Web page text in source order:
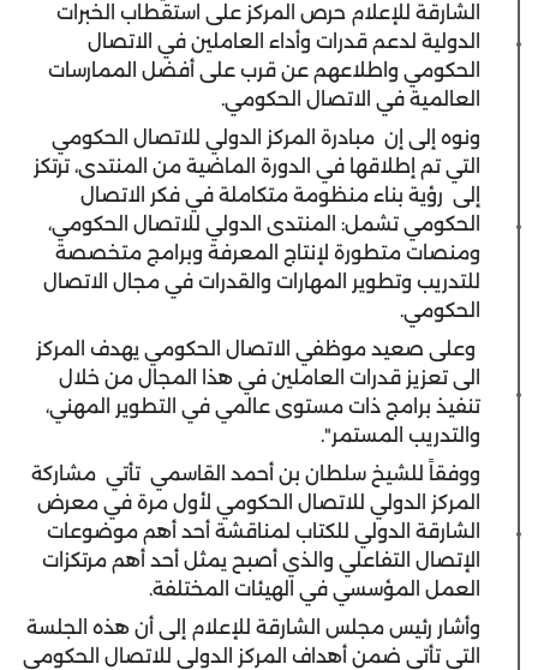
الشارقة للإعلام حرص المركز على استقطاب الخبرات
الدولية لدعم قدرات وأداء العاملين في الاتصال
الحكومي واطلاعهم عن قرب على أفضل الممارسات
العالمية في الاتصال الحكومي.
ونوه إلى إن مبادرة المركز الدولي للاتصال الحكومي
التي تم إطلاقها في الدورة الماضية من المنتدى، ترتكز
إلى رؤية بناء منظومة متكاملة في فكر الاتصال
الحكومي تشمل: المنتدى الدولي للاتصال الحكومي،
ومنصات متطورة لإنتاج المعرفة وبرامج متخصصة
للتدريب وتطوير المهارات والقدرات في مجال الاتصال
الحكومي.
وعلى صعيد موظفي الاتصال الحكومي يهدف المركز
الى تعزيز قدرات العاملين في هذا المجال من خلال
تنفيذ برامج ذات مستوى عالمي في التطوير المهني،
والتدريب المستمر".
ووفقاً للشيخ سلطان بن أحمد القاسمي تأتي مشاركة
المركز الدولي للاتصال الحكومي لأول مرة في معرض
الشارقة الدولي للكتاب لمناقشة أحد أهم موضوعات
الإتصال التفاعلي والذي أصبح يمثل أحد أهم مرتكزات
العمل المؤسسي في الهيئات المختلفة.
وأشار رئيس مجلس الشارقة للإعلام إلى أن هذه الجلسة
التي تأتي ضمن أهداف المركز الدولي للاتصال الحكومي